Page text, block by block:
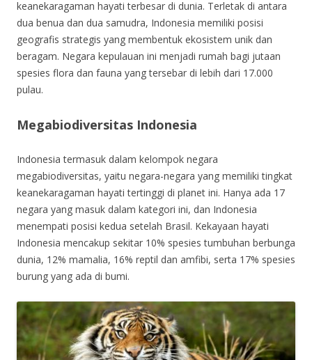
keanekaragaman hayati terbesar di dunia. Terletak di antara
dua benua dan dua samudra, Indonesia memiliki posisi
geografis strategis yang membentuk ekosistem unik dan
beragam. Negara kepulauan ini menjadi rumah bagi jutaan
spesies flora dan fauna yang tersebar di lebih dari 17.000
pulau.
Megabiodiversitas Indonesia
Indonesia termasuk dalam kelompok negara
megabiodiversitas, yaitu negara-negara yang memiliki tingkat
keanekaragaman hayati tertinggi di planet ini. Hanya ada 17
negara yang masuk dalam kategori ini, dan Indonesia
menempati posisi kedua setelah Brasil. Kekayaan hayati
Indonesia mencakup sekitar 10% spesies tumbuhan berbunga
dunia, 12% mamalia, 16% reptil dan amfibi, serta 17% spesies
burung yang ada di bumi.